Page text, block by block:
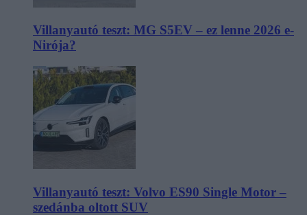
Villanyautó teszt: MG S5EV – ez lenne 2026 e-
Nirója?
Villanyautó teszt: Volvo ES90 Single Motor –
szedánba oltott SUV